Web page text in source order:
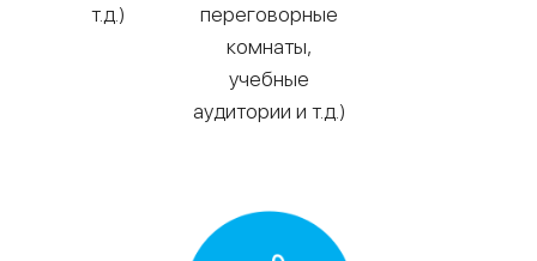
т.д.)
переговорные
комнаты,
учебные
аудитории и т.д.)